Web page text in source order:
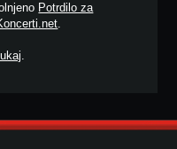
Potrdilo za
.
.